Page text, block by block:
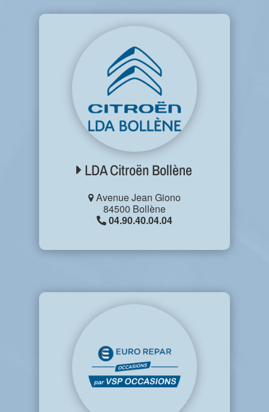
LDA Citroën Bollène
Avenue Jean Giono
84500 Bollène
04.90.40.04.04